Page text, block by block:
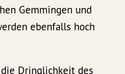
Gemmingen und
ebenfalls hoch
die Dringlichkeit des